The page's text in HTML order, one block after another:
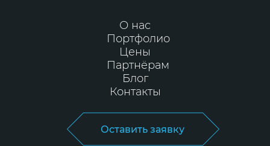
О нас
Портфолио
Цены
Партнёрам
Блог
Контакты
Оставить заявку